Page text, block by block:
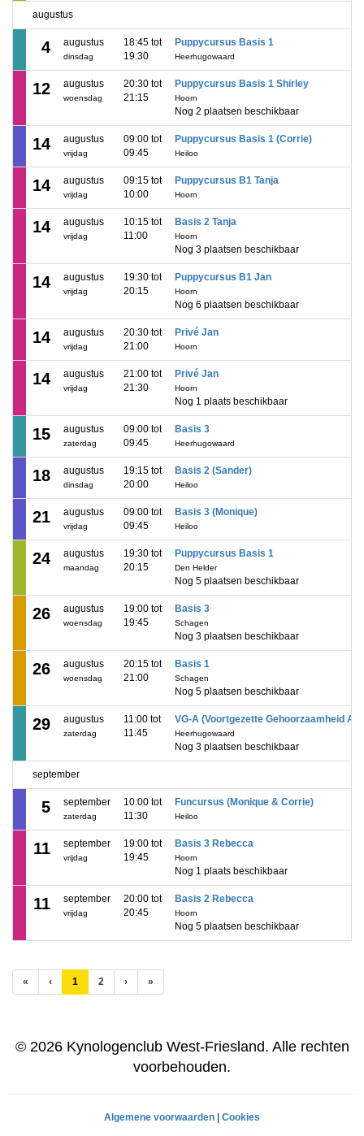
augustus
4 augustus
dinsdag
18:45 tot
19:30
Puppycursus Basis 1
Heerhugowaard
12 augustus
woensdag
20:30 tot
21:15
Puppycursus Basis 1 Shirley
Hoorn
Nog 2 plaatsen beschikbaar
14 augustus
vrijdag
09:00 tot
09:45
Puppycursus Basis 1 (Corrie)
Heiloo
14 augustus
vrijdag
09:15 tot
10:00
Puppycursus B1 Tanja
Hoorn
14 augustus
vrijdag
10:15 tot
11:00
Basis 2 Tanja
Hoorn
Nog 3 plaatsen beschikbaar
14 augustus
vrijdag
19:30 tot
20:15
Puppycursus B1 Jan
Hoorn
Nog 6 plaatsen beschikbaar
14 augustus
vrijdag
20:30 tot
21:00
Privé Jan
Hoorn
14 augustus
vrijdag
21:00 tot
21:30
Privé Jan
Hoorn
Nog 1 plaats beschikbaar
15 augustus
zaterdag
09:00 tot
09:45
Basis 3
Heerhugowaard
18 augustus
dinsdag
19:15 tot
20:00
Basis 2 (Sander)
Heiloo
21 augustus
vrijdag
09:00 tot
09:45
Basis 3 (Monique)
Heiloo
24 augustus
maandag
19:30 tot
20:15
Puppycursus Basis 1
Den Helder
Nog 5 plaatsen beschikbaar
26 augustus
woensdag
19:00 tot
19:45
Basis 3
Schagen
Nog 3 plaatsen beschikbaar
26 augustus
woensdag
20:15 tot
21:00
Basis 1
Schagen
Nog 5 plaatsen beschikbaar
29 augustus
zaterdag
11:00 tot
11:45
VG-A (Voortgezette Gehoorzaamheid A)
Heerhugowaard
Nog 3 plaatsen beschikbaar
september
5 september
zaterdag
10:00 tot
11:30
Funcursus (Monique & Corrie)
Heiloo
11 september
vrijdag
19:00 tot
19:45
Basis 3 Rebecca
Hoorn
Nog 1 plaats beschikbaar
11 september
vrijdag
20:00 tot
20:45
Basis 2 Rebecca
Hoorn
Nog 5 plaatsen beschikbaar
« ‹ 1 (huidige)
2 › »
© 2026 Kynologenclub West-Friesland. Alle rechten
voorbehouden.
Algemene voorwaarden Cookies